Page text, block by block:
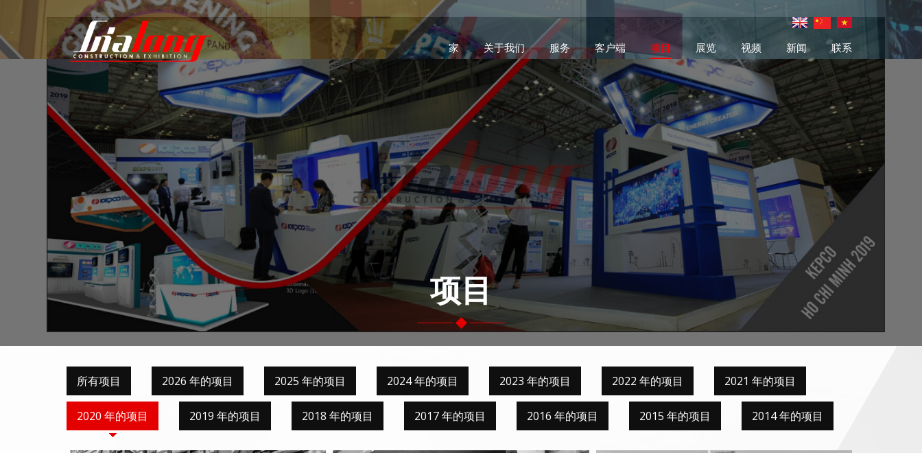
家 关于我们 服务 客户端 项目 展览 视频 新闻 联系
项目
所有项目 2026 年的项目 2025 年的项目 2024 年的项目 2023 年的项目 2022 年的项目 2021 年的项目
2020 年的项目 2019 年的项目 2018 年的项目 2017 年的项目 2016 年的项目 2015 年的项目 2014 年的项目